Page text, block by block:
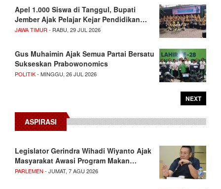
Apel 1.000 Siswa di Tanggul, Bupati
Jember Ajak Pelajar Kejar Pendidikan…
JAWA TIMUR - RABU, 29 JUL 2026
Gus Muhaimin Ajak Semua Partai Bersatu
Sukseskan Prabowonomics
POLITIK- MINGGU, 26 JUL 2026
NEXT
ASPIRASI
Legislator Gerindra Wihadi Wiyanto Ajak
Masyarakat Awasi Program Makan…
PARLEMEN - JUMAT, 7 AGU 2026